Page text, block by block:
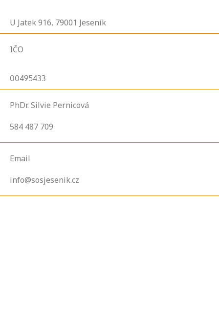
U Jatek916, 79001 Jeseník
IČO
00495433
PhDr. Silvie Pernicová
584 487 709
Email
info@sosjesenik.cz